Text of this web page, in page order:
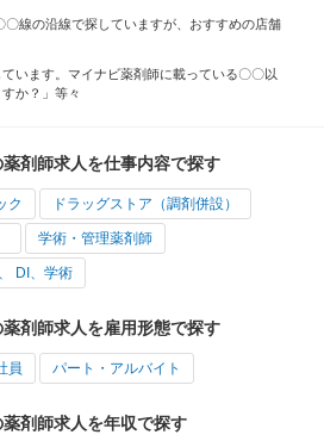
〇線の沿線で探していますが、おすすめの店舗
ています。マイナビ薬剤師に載っている〇〇以
か？」等々
剤師求人を仕事内容で探す
ク ドラッグストア（調剤併設）
学術・管理薬剤師
DI、学術
剤師求人を雇用形態で探す
員 パート・アルバイト
剤師求人を年収で探す